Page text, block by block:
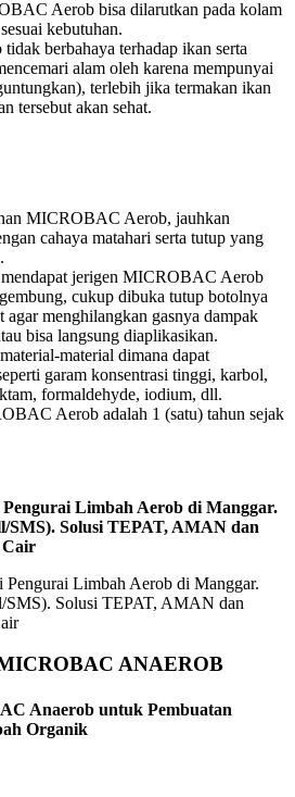
Aerob bisa dilarutkan pada kolam
kebutuhan.
berbahaya terhadap ikan serta
alam oleh karena mempunyai
terlebih jika termakan ikan
tersebut akan sehat.
MICROBAC Aerob, jauhkan
cahaya matahari serta tutup yang
mendapat jerigen MICROBAC Aerob
cukup dibuka tutup botolnya
agar menghilangkan gasnya dampak
bisa langsung diaplikasikan.
material dimana dapat
garam konsentrasi tinggi, karbol,
formaldehyde, iodium, dll.
Aerob adalah 1 (satu) tahun sejak
Limbah Aerob di Manggar.
SMS). Solusi TEPAT, AMAN dan
ANAEROB
Anaerob untuk Pembuatan
Organik